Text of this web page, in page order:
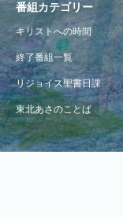
番組カテゴリー
キリストへの時間
終了番組一覧
リジョイス聖書日課
東北あさのことば